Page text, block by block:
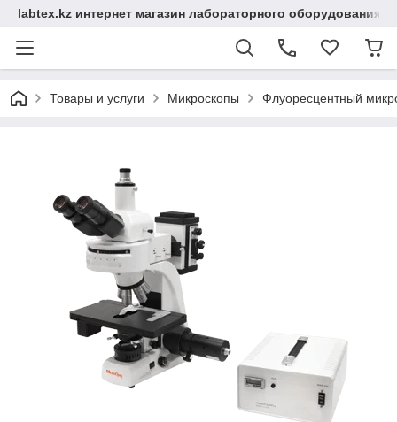
labtex.kz интернет магазин лабораторного оборудования
Товары и услуги Микроскопы Флуоресцентный